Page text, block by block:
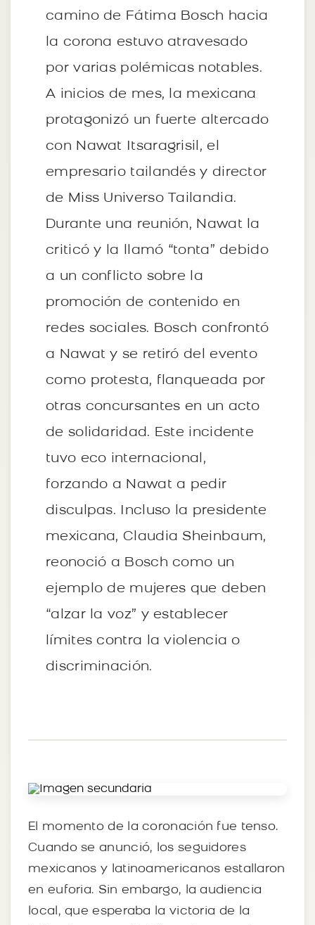
camino de Fátima Bosch hacia
la corona estuvo atravesado
por varias polémicas notables.
A inicios de mes, la mexicana
protagonizó un fuerte altercado
con Nawat Itsaragrisil, el
empresario tailandés y director
de Miss Universo Tailandia.
Durante una reunión, Nawat la
criticó y la llamó “tonta” debido
a un conflicto sobre la
promoción de contenido en
redes sociales. Bosch confrontó
a Nawat y se retiró del evento
como protesta, flanqueada por
otras concursantes en un acto
de solidaridad. Este incidente
tuvo eco internacional,
forzando a Nawat a pedir
disculpas. Incluso la presidente
mexicana, Claudia Sheinbaum,
reonoció a Bosch como un
ejemplo de mujeres que deben
“alzar la voz” y establecer
límites contra la violencia o
discriminación.
El momento de la coronación fue tenso.
Cuando se anunció, los seguidores
mexicanos y latinoamericanos estallaron
en euforia. Sin embargo, la audiencia
local, que esperaba la victoria de la